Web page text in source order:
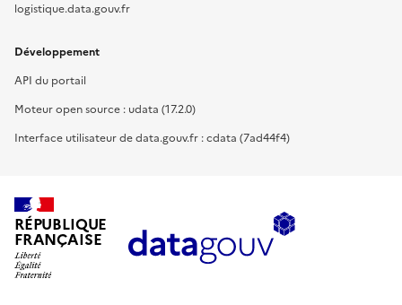
logistique.data.gouv.fr
Développement
API du portail
Moteur open source : udata (17.2.0)
Interface utilisateur de data.gouv.fr : cdata (7ad44f4)
RÉPUBLIQUE
FRANÇAISE